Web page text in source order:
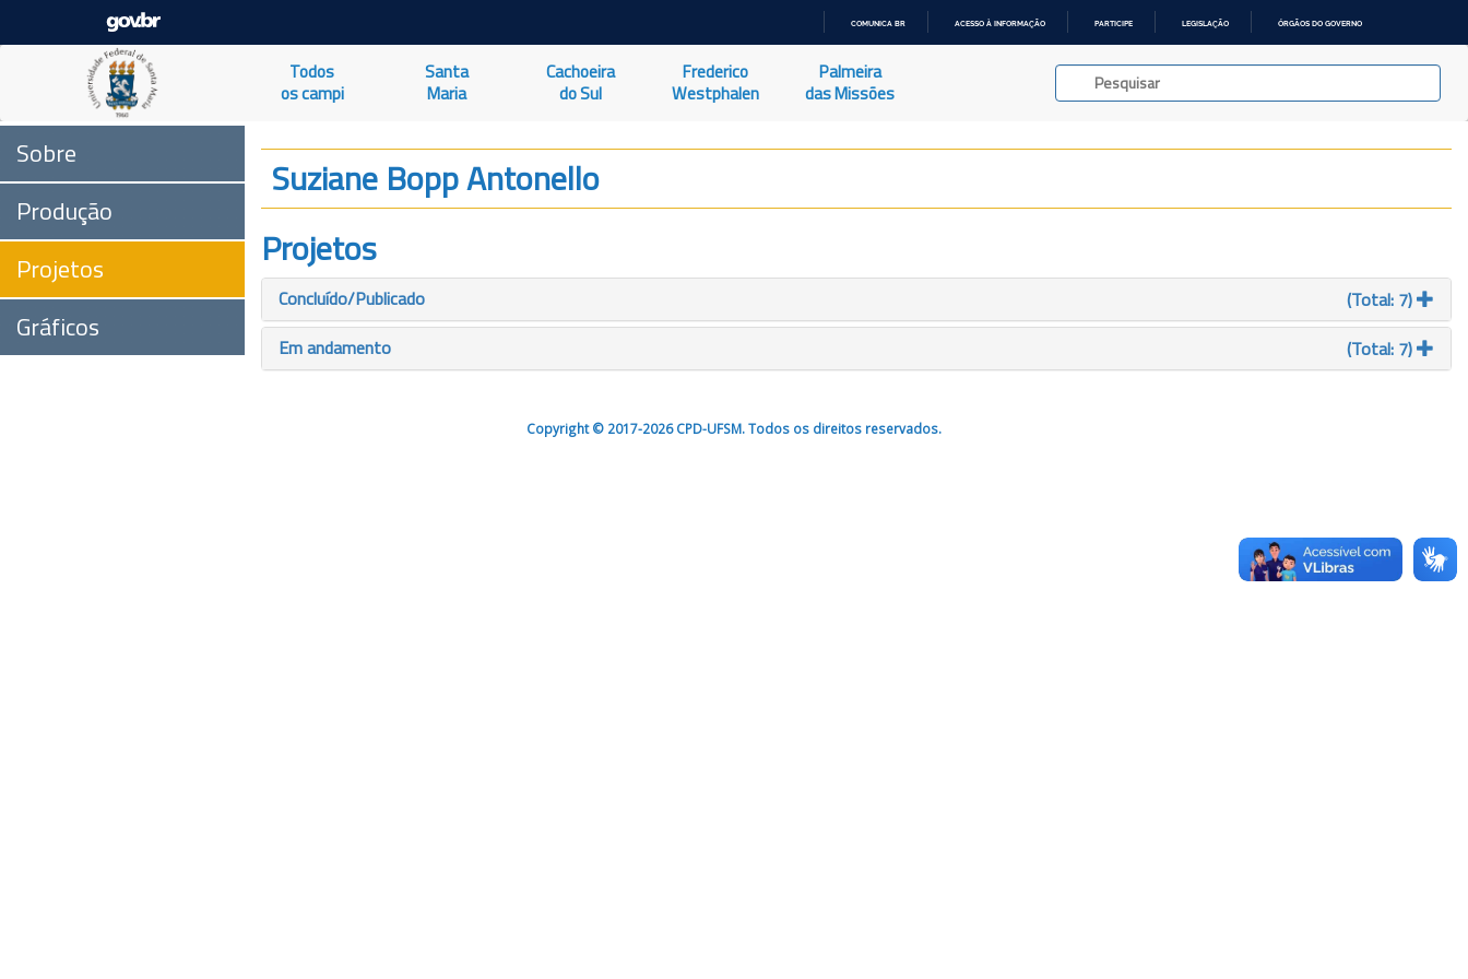
O
COMUNICA BR ACESSO À INFORMAÇÃO PARTICIPE LEGISLAÇÃO ÓRGÃOS DO GOVERNO
Todos
os campi
Santa
Maria
Cachoeira
do Sul
Frederico
Westphalen
Palmeira
das Missões
Sobre
Produção
Projetos
Gráficos
Suziane Bopp Antonello
Projetos
Concluído/Publicado
(Total: 7)
Em andamento
(Total: 7)
Copyright © 2017-2026 CPD-UFSM. Todos os direitos reservados.